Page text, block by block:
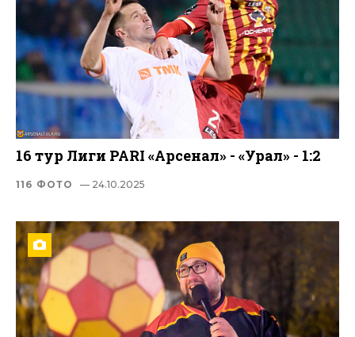
16 тур Лиги PARI «Арсенал» - «Урал» - 1:2
116 ФОТО — 24.10.2025